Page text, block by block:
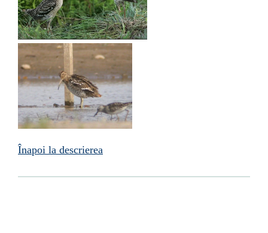
Înapoi la descrierea